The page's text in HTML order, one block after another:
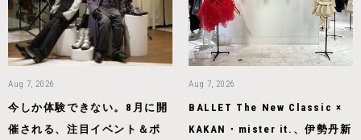
Aug 7, 2026
今しか体験できない。8月に開
催される、注目イベント＆ポ
Aug 7, 2026
BALLET The New Classic ×
KAKAN・mister it.、伊勢丹新